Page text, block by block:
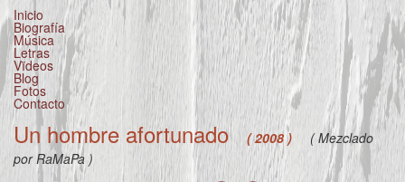
Inicio
Biografía
Música
Letras
Vïdeos
Blog
Fotos
Contacto
Un hombre afortunado ( 2008 )
( Mezclado
por RaMaPa )